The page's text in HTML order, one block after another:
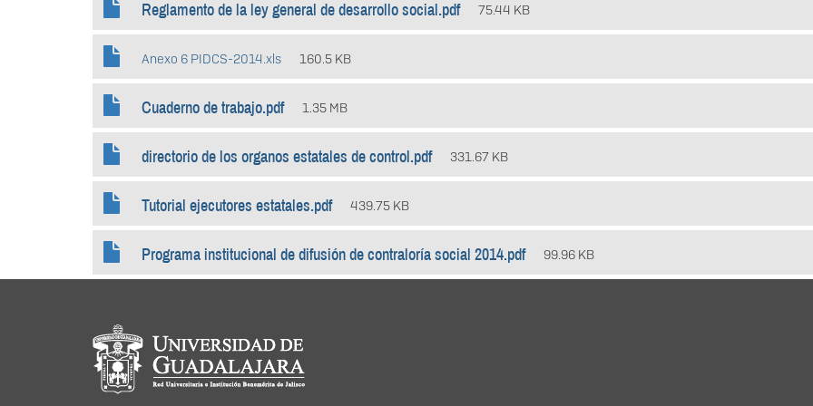
Reglamento de la ley general de desarrollo social.pdf 75.44 KB
Anexo 6 PIDCS-2014.xls 160.5 KB
Cuaderno de trabajo.pdf 1.35 MB
directorio de los organos estatales de control.pdf 331.67 KB
Tutorial ejecutores estatales.pdf 439.75 KB
Programa institucional de difusión de contraloría social 2014.pdf 99.96 KB
Información del portal